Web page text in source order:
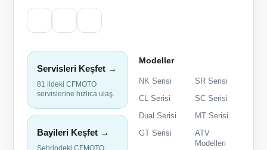
Servisleri Keşfet →
81 ildeki CFMOTO
servislerine hızlıca ulaş.
Bayileri Keşfet →
Modeller
NK Serisi
SR Serisi
CL Serisi
SC Serisi
Dual Serisi
MT Serisi
GT Serisi
ATV
Modelleri